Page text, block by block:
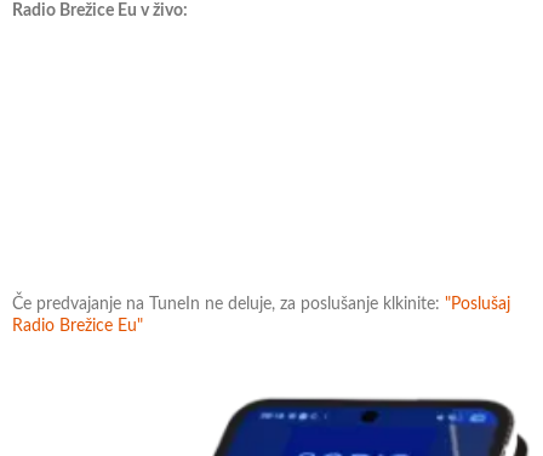
Radio Brežice Eu v živo:
Če predvajanje na TuneIn ne deluje, za poslušanje klkinite: "Poslušaj
Radio Brežice Eu"